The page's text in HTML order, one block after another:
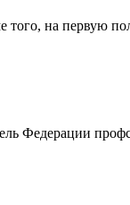
того, на первую
Федерации